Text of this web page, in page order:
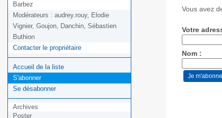
Barbez
Modérateurs : audrey.rouy, Elodie
Vignier, Goujon, Danchin, Sébastien
Buthion
Contacter le propriétaire
Accueil de la liste
S'abonner
Se désabonner
Archives
Poster
Vous avez
Votre
Nom :